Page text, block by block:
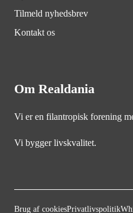
Tilmeld nyhedsbrev
Kontakt os
Om Realdania
Vi er en filantropisk forening
Vi bygger livskvalitet.
Brug af cookiesPrivatlivspolitik